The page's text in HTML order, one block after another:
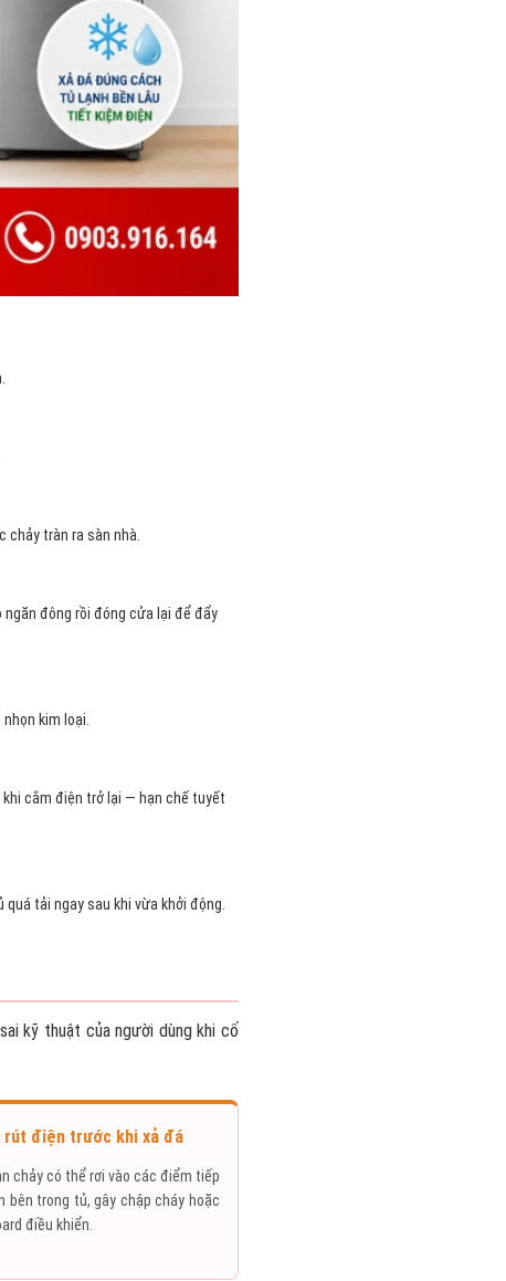
tràn ra sàn nhà.
đông rồi đóng cửa lại để đẩy
kim loại.
cắm điện trở lại — hạn chế tuyết
tải ngay sau khi vừa khởi động.
kỹ thuật của người dùng khi cố
rút điện trước khi xả đá
chảy có thể rơi vào các điểm tiếp
bên trong tủ, gây chập cháy hoặc
điều khiển.